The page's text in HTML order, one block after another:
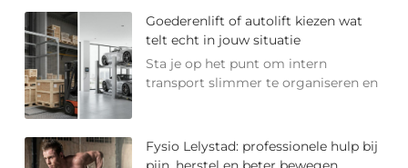
Goederenlift of autolift kiezen wat
telt echt in jouw situatie
Sta je op het punt om intern
transport slimmer te organiseren en
Fysio Lelystad: professionele hulp bij